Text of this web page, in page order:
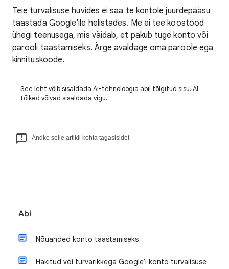
Teie turvalisuse huvides ei saa te kontole juurdepääsu
taastada Google'ile helistades. Me ei tee koostööd
ühegi teenusega, mis väidab, et pakub tuge konto või
parooli taastamiseks. Ärge avaldage oma paroole ega
kinnituskoode.
See leht võib sisaldada AI-tehnoloogia abil tõlgitud sisu. AI
tõlked võivad sisaldada vigu.
Andke selle artikli kohta tagasisidet
Abi
Nõuanded konto taastamiseks
Häkitud või turvarikkega Google'i konto turvalisuse